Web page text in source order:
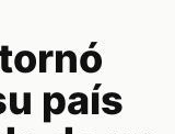
país